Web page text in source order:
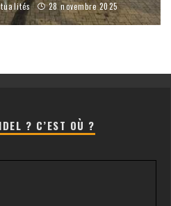
28 novembre 2025
? C’EST OÙ ?